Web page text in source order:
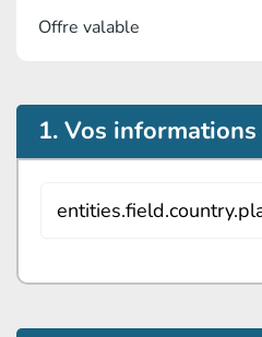
Offre valable
1. Vos informations